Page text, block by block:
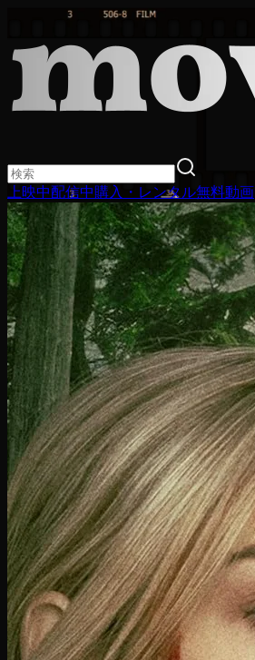
上映中配信中購入・レンタル無料動画